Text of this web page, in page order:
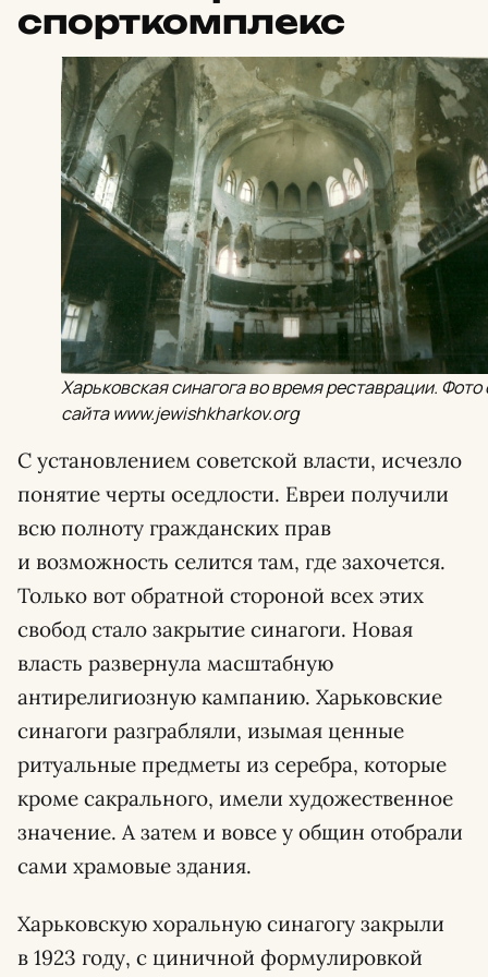
спорткомплекс
Харьковская синагога во время реставрации. Фото
сайта www.jewishkharkov.org
С установлением советской власти, исчезло
понятие черты оседлости. Евреи получили
всю полноту гражданских прав
и возможность селится там, где захочется.
Только вот обратной стороной всех этих
свобод стало закрытие синагоги. Новая
власть развернула масштабную
антирелигиозную кампанию. Харьковские
синагоги разграбляли, изымая ценные
ритуальные предметы из серебра, которые
кроме сакрального, имели художественное
значение. А затем и вовсе у общин отобрали
сами храмовые здания.
Харьковскую хоральную синагогу закрыли
в 1923 году, с циничной формулировкой